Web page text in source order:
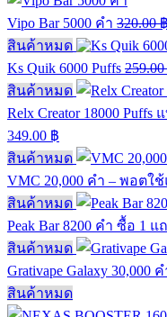
Vipo Bar 5000 คำ 320.00
สินค้าหมด
Ks Quik 6000 Puffs 259.00
สินค้าหมด
Relx Creator 18000
349.00 ฿
สินค้าหมด
VMC 20,000 คำ – พอตใ
สินค้าหมด
Peak Bar 8200 คำ ซื้อ 1 แ
สินค้าหมด
Grativape Galaxy 30,000 ค
สินค้าหมด